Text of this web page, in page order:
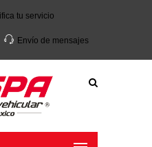
tu servicio
Envío de mensajes